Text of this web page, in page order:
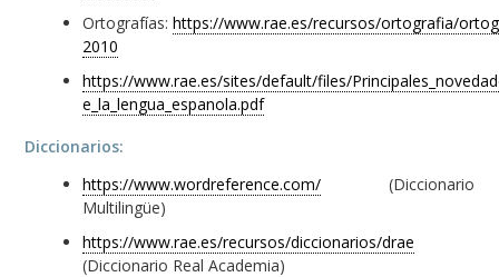
Ortografías:https://www.rae.es/recursos/ortografia/
2010
https://www.rae.es/sites/default/files/
e_la_lengua_espanola.pdf
Diccionarios:
https://www.wordreference.com/ (Diccionario
Multilingüe)
https://www.rae.es/recursos/diccionarios/drae
(Diccionario Real Academia)